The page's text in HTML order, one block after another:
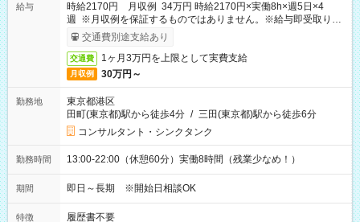
給与
時給2170円 月収例 34万円 時給2170円×実働8h×週5日×4
週 ※月収例を保証するものではありません。※給与即受取りサ
ービス利用可（利用条件有）
交通費別途支給あり
交通費 1ヶ月3万円を上限として実費支給
月収例 30万円～
勤務地
東京都港区
田町(東京都)駅から徒歩4分 / 三田(東京都)駅から徒歩6分
コンサルタント・シンクタンク
勤務時間 13:00-22:00（休憩60分）実働8時間（残業少なめ！）
期間 即日～長期 ※開始日相談OK
特徴 履歴書不要